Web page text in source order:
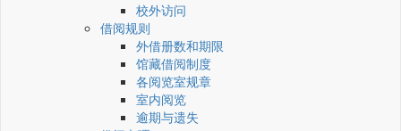
校外访问
借阅规则
外借册数和期限
馆藏借阅制度
各阅览室规章
室内阅览
逾期与遗失